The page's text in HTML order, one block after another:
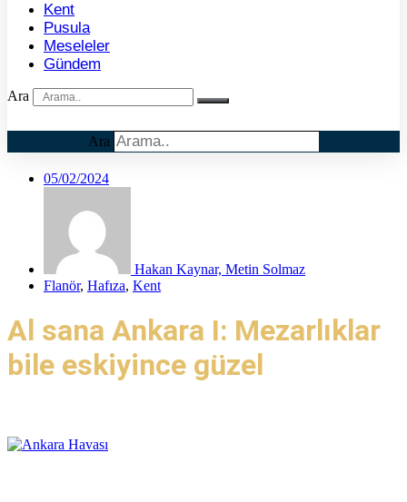
Kent
Pusula
Meseleler
Gündem
Ara
Ara
05/02/2024
Hakan Kaynar, Metin Solmaz
Flanör, Hafıza, Kent
Al sana Ankara I: Mezarlıklar
bile eskiyince güzel